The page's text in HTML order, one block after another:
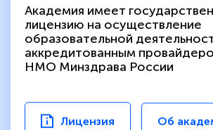
Академия имеет
лицензию на осуществление
образовательной
аккредитованным
НМО Минздрава России
Лицензия Об